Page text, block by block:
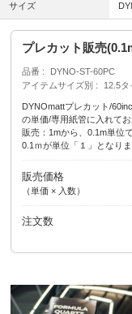
サイズ
プレカット販売
品番
DYNO-ST-60PC
アイテムサイズ別
12.5タ
DYNOmattプレカット/
の単価/専用紙管に入れてお
販売：1mから、0.1m単位
0.1ｍが単位「１」となり
販売価格
（単価 × 入数）
注文数